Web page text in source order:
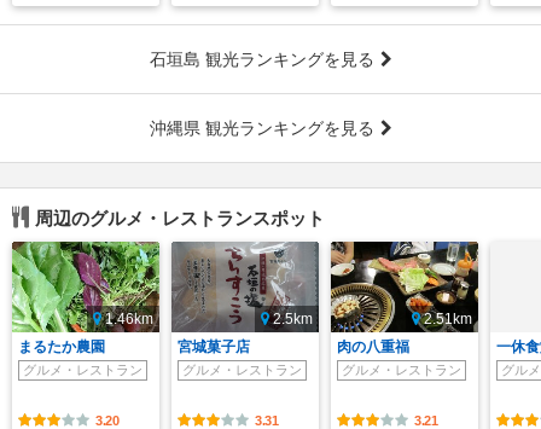
石垣島 観光ランキングを見る
沖縄県 観光ランキングを見る
周辺のグルメ・レストランスポット
1.46km
まるたか農園
グルメ・レストラン
3.20
2.5km
宮城菓子店
グルメ・レストラン
3.31
2.51km
肉の八重福
グルメ・レストラン
3.21
一休
グル